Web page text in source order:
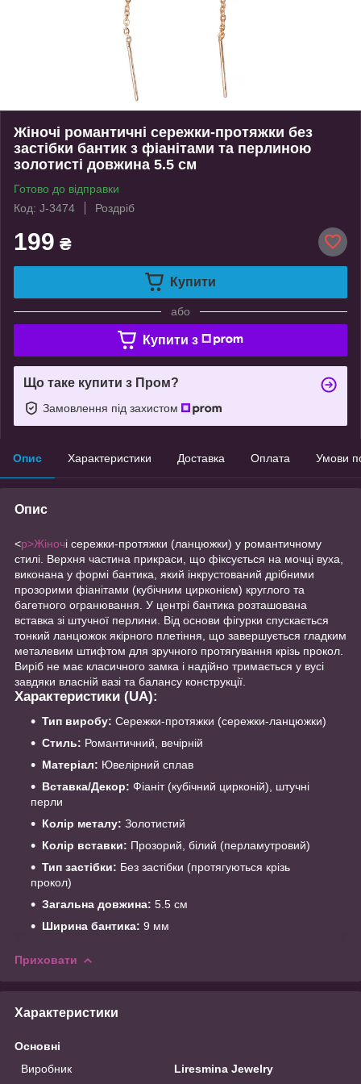
Жіночі романтичні сережки-протяжки без
застібки бантик з фіанітами та перлиною
золотисті довжина 5.5 см
Готово до відправки
Код: J-3474
Роздріб
199 ₴
Купити
або
Купити з
Що таке купити з Пром?
Замовлення під захистом
Опис Характеристики Доставка Оплата Умови
Опис
<p>Жіночі сережки-протяжки (ланцюжки) у романтичному
стилі. Верхня частина прикраси, що фіксується на мочці вуха,
виконана у формі бантика, який інкрустований дрібними
прозорими фіанітами (кубічним цирконієм) круглого та
багетного огранювання. У центрі бантика розташована
вставка зі штучної перлини. Від основи фігурки спускається
тонкий ланцюжок якірного плетіння, що завершується гладким
металевим штифтом для зручного протягування крізь прокол.
Виріб не має класичного замка і надійно тримається у вусі
завдяки власній вазі та балансу конструкції.
Характеристики (UA):
Тип виробу: Сережки-протяжки (сережки-ланцюжки)
Стиль: Романтичний, вечірній
Матеріал: Ювелірний сплав
Вставка/Декор: Фіаніт (кубічний цирконій), штучні
перли
Колір металу: Золотистий
Колір вставки: Прозорий, білий (перламутровий)
Тип застібки: Без застібки (протягуються крізь
прокол)
Загальна довжина: 5.5 см
Ширина бантика: 9 мм
Приховати
Характеристики
Основні
Виробник
Liresmina Jewelry